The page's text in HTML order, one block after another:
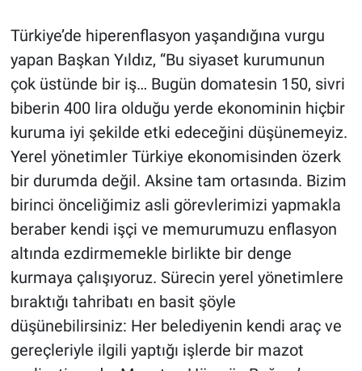
Türkiye’de hiperenflasyon yaşandığına vurgu
yapan Başkan Yıldız, “Bu siyaset kurumunun
çok üstünde bir iş… Bugün domatesin 150, sivri
biberin 400 lira olduğu yerde ekonominin hiçbir
kuruma iyi şekilde etki edeceğini düşünemeyiz.
Yerel yönetimler Türkiye ekonomisinden özerk
bir durumda değil. Aksine tam ortasında. Bizim
birinci önceliğimiz asli görevlerimizi yapmakla
beraber kendi işçi ve memurumuzu enflasyon
altında ezdirmemekle birlikte bir denge
kurmaya çalışıyoruz. Sürecin yerel yönetimlere
bıraktığı tahribatı en basit şöyle
düşünebilirsiniz: Her belediyenin kendi araç ve
gereçleriyle ilgili yaptığı işlerde bir mazot